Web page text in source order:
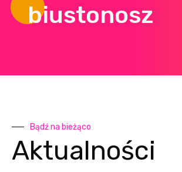
biustonosz
Bądź na bieżąco
Aktualności